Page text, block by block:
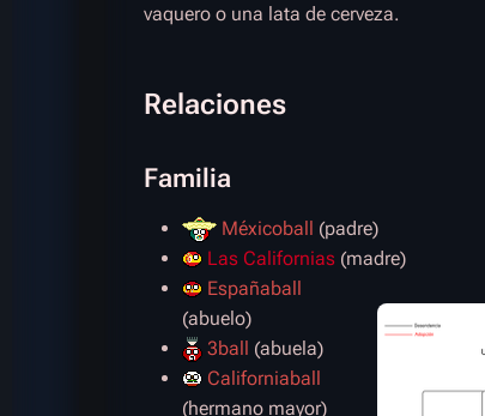
vaquero o una lata de cerveza.
Relaciones
Familia
Méxicoball (padre)
Las Californias (madre)
Españaball
(abuelo)
3ball (abuela)
Californiaball
(hermano mayor)